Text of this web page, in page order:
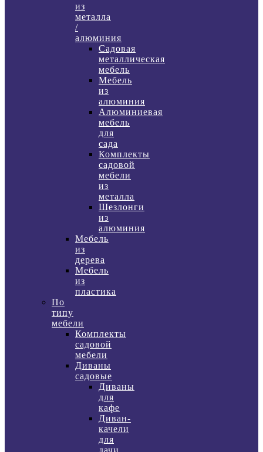
из
металла
/
алюминия
Садовая
металлическая
мебель
Мебель
из
алюминия
Алюминиевая
мебель
для
сада
Комплекты
садовой
мебели
из
металла
Шезлонги
из
алюминия
Мебель
из
дерева
Мебель
из
пластика
По
типу
мебели
Комплекты
садовой
мебели
Диваны
садовые
Диваны
для
кафе
Диван-
качели
для
дачи